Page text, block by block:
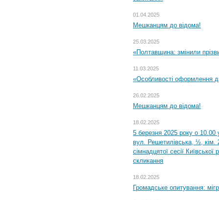
01.04.2025
Мешканцям до відома!
25.03.2025
«Полтавщина: змінили
11.03.2025
«Особливості оформлення
26.02.2025
Мешканцям до відома!
18.02.2025
5 березня 2025 року о 10.00
вул. Решетилівська, ½, кім.
сімнадцятої сесії
скликання
18.02.2025
Громадське опитування: